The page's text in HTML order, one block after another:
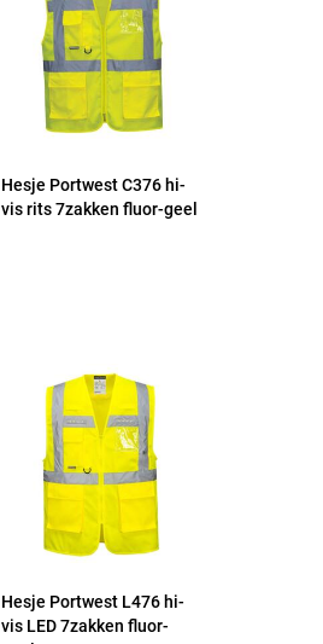
Hesje Portwest C376 hi-
vis rits 7zakken fluor-geel
Hesje Portwest L476 hi-
vis LED 7zakken fluor-